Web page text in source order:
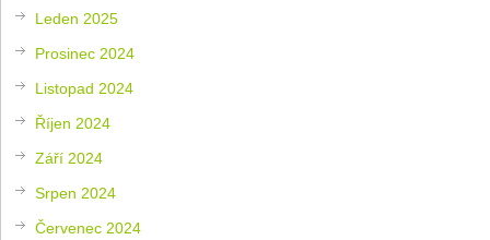
Leden 2025
Prosinec 2024
Listopad 2024
Říjen 2024
Září 2024
Srpen 2024
Červenec 2024